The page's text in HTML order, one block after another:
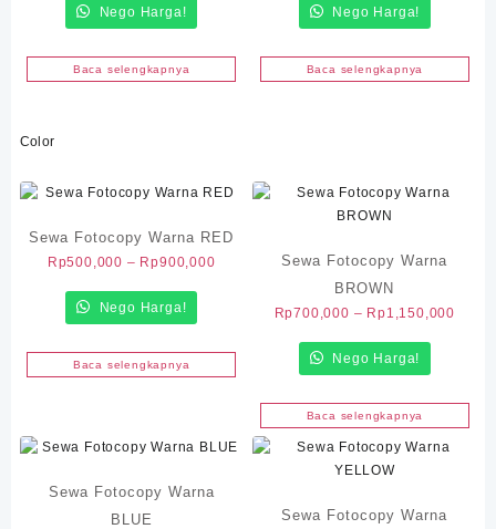
Rp680,000
Nego Harga!
Baca selengkapnya
Nego Harga!
Baca selengkapnya
Color
Sewa Fotocopy Warna RED
Rp500,000 – Rp900,000Rentang
Rp500,000
Rp900,000
Nego Harga!
Baca selengkapnya
Sewa Fotocopy Warna
BROWN
Rp700,000 – Rp1,150,000
Nego Harga!
Baca selengkapnya
Sewa Fotocopy Warna
BLUE
Sewa Fotocopy Warna